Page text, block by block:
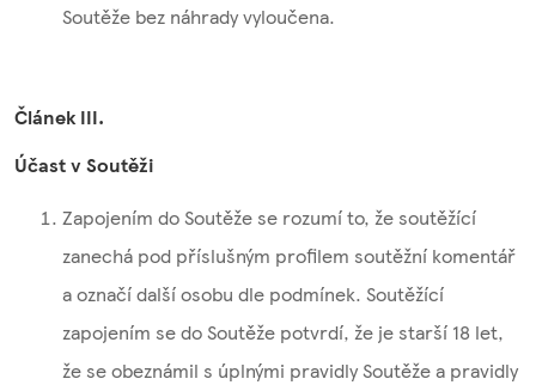
Soutěže bez náhrady vyloučena.
Článek III.
Účast v Soutěži
Zapojením do Soutěže se rozumí to, že soutěžící
zanechá pod příslušným profilem soutěžní komentář
a označí další osobu dle podmínek. Soutěžící
zapojením se do Soutěže potvrdí, že je starší 18 let,
že se obeznámil s úplnými pravidly Soutěže a pravidly